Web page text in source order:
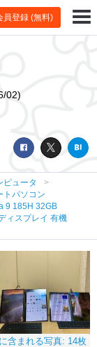
員登録 (無料)
02)
ピュータ
トパソコン
9 185H 32GB
ィスプレイ 有機
含まれる写真: 14枚